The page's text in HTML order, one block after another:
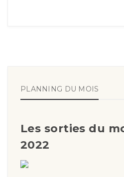
PLANNING DU MOIS
Les sorties du
2022